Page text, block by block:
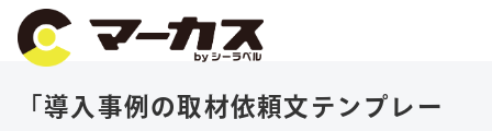
「導入事例の取材依頼文テンプレー